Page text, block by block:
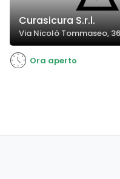
Curasicura S.r.l.
Via Nicolò Tommaseo,
Ora aperto